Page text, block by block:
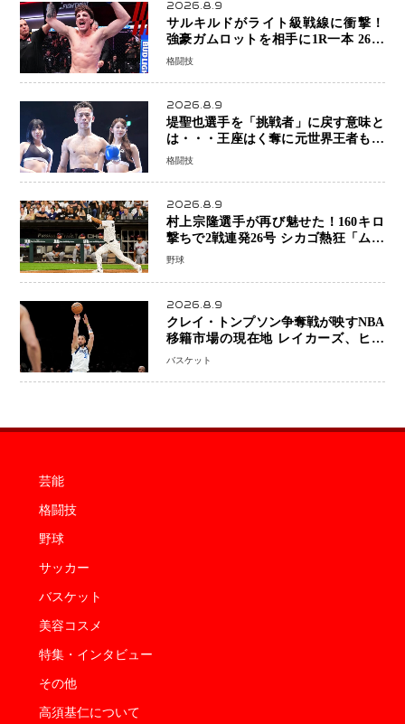
2026.8.9
サルキルドがライト級戦線に衝撃！
強豪ガムロットを相手に1R一本 26歳
の豪州の新星が「トップ戦線」へ名乗
格闘技
2026.8.9
堤聖也選手を「挑戦者」に戻す意味と
は・・・王座はく奪に元世界王者も疑
問符 見たいのは井上拓真選手、那須
格闘技
2026.8.9
村上宗隆選手が再び魅せた！160キロ
撃ちで2戦連発26号 シカゴ熱狂「ムネ
はスターだ」米ファンの人気も急上昇
野球
2026.8.9
クレイ・トンプソン争奪戦が映すNBA
移籍市場の現在地 レイカーズ、ヒー
トが注目する36歳の名シューターをマ
バスケット
芸能
格闘技
野球
サッカー
バスケット
美容コスメ
特集・インタビュー
その他
高須基仁について